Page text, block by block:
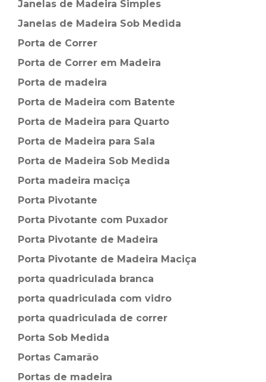
Janelas de Madeira Simples
Janelas de Madeira Sob Medida
Porta de Correr
Porta de Correr em Madeira
Porta de madeira
Porta de Madeira com Batente
Porta de Madeira para Quarto
Porta de Madeira para Sala
Porta de Madeira Sob Medida
Porta madeira maciça
Porta Pivotante
Porta Pivotante com Puxador
Porta Pivotante de Madeira
Porta Pivotante de Madeira Maciça
porta quadriculada branca
porta quadriculada com vidro
porta quadriculada de correr
Porta Sob Medida
Portas Camarão
Portas de madeira